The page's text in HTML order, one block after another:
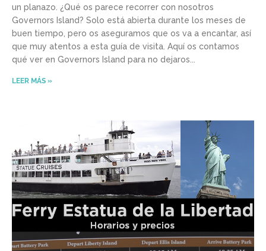
un planazo. ¿Qué os parece recorrer con nosotros
Governors Island? Solo está abierta durante los meses de
buen tiempo, pero os aseguramos que os va a encantar, así
que muy atentos a esta guía de visita. Aquí os contamos
qué ver en Governors Island para no dejaros
LEER MÁS »